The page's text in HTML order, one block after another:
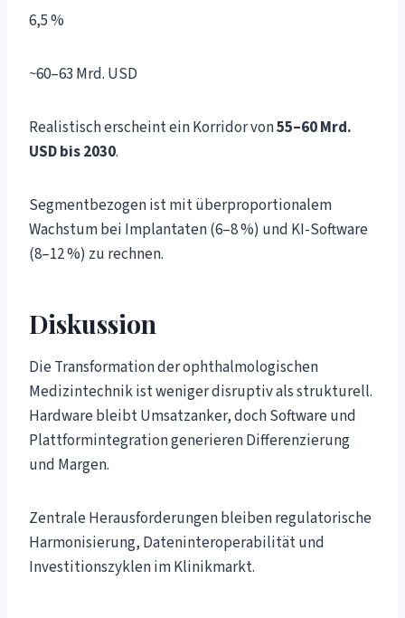
6,5 %
~60–63 Mrd. USD
Realistisch erscheint ein Korridor von55–60 Mrd.
USD bis 2030.
Segmentbezogen ist mit überproportionalem
Wachstum bei Implantaten (6–8 %) und KI-Software
(8–12 %) zu rechnen.
Diskussion
Die Transformation der ophthalmologischen
Medizintechnik ist weniger disruptiv als strukturell.
Hardware bleibt Umsatzanker, doch Software und
Plattformintegration generieren Differenzierung
und Margen.
Zentrale Herausforderungen bleiben regulatorische
Harmonisierung, Dateninteroperabilität und
Investitionszyklen im Klinikmarkt.